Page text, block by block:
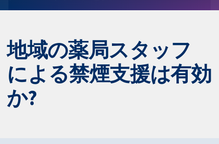
地域の薬局スタッフ
による禁煙支援は有効
か?